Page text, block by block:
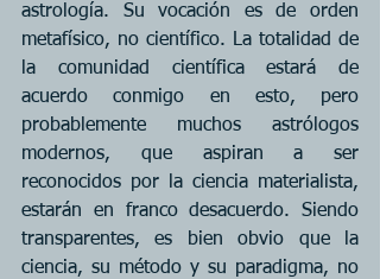
astrología. Su vocación es de orden
metafísico, no científico. La totalidad de
la comunidad científica estará de
acuerdo conmigo en esto, pero
probablemente muchos astrólogos
modernos, que aspiran a ser
reconocidos por la ciencia materialista,
estarán en franco desacuerdo. Siendo
transparentes, es bien obvio que la
ciencia, su método y su paradigma, no